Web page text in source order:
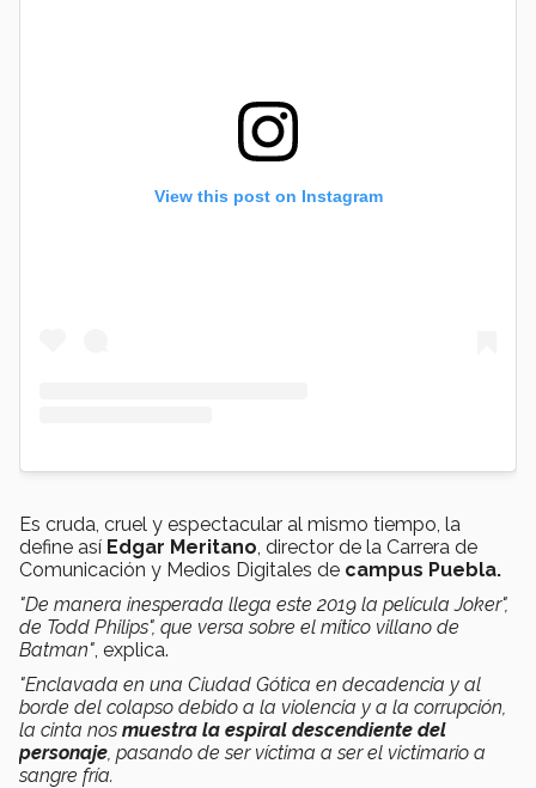
View this post on Instagram
Es cruda, cruel y espectacular al mismo tiempo, la
define así Edgar Meritano, director de la Carrera de
Comunicación y Medios Digitales de campus Puebla.
"De manera inesperada llega este 2019 la película Joker",
de Todd Philips", que versa sobre el mítico villano de
Batman", explica.
"Enclavada en una Ciudad Gótica en decadencia y al
borde del colapso debido a la violencia y a la corrupción,
la cinta nos muestra la espiral descendiente del
personaje, pasando de ser víctima a ser el victimario a
sangre fría.